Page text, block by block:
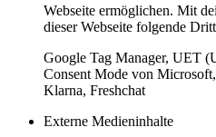
Webseite ermöglichen. Mit
dieser Webseite folgende
Google Tag Manager, UET
Consent Mode von
Klarna, Freshchat
Externe Medieninhalte